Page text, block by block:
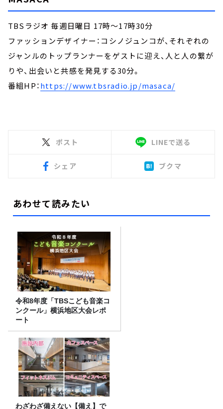
TBSラジオ 毎週日曜日 17時～17時30分
ファッションデザイナー：コシノジュンコが、それぞれの
ジャンルのトップランナーをゲストに迎え、人と人の繋が
りや、出会いと共感を発見する30分。
番組HP：https://www.tbsradio.jp/masaca/
ポスト LINEで送る
シェア ブクマ
あわせて読みたい
令和8年度「TBSこども音楽コ
ンクール」横浜地区大会レポ
ート
わざわざ備えない【備え】で